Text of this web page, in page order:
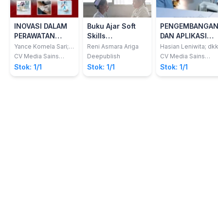
INOVASI DALAM
PERAWATAN
LUKA KANKER
Yance Komela Sari;
dkk
CV Media Sains
Indonesia
Stok: 1/1
Buku Ajar Soft
Skills
Keperawatan Di
Era Milenial 4.0
Reni Asmara Ariga
Deepublish
Stok: 1/1
PENGEMBANGAN
DAN APLIKASI
KONSEP DASAR
KEPERAWATAN
Hasian Leniwita; dkk
CV Media Sains
Indonesia
Stok: 1/1